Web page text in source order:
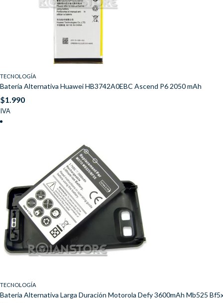
TECNOLOGÍA
Batería Alternativa Huawei HB3742A0EBC Ascend P6 2050 mAh
$1.990
IVA
TECNOLOGÍA
Bateria Alternativa Larga Duración Motorola Defy 3600mAh Mb525